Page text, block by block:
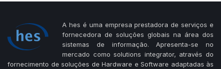
A hes é uma empresa prestadora de serviços e
fornecedora de soluções globais na área dos
sistemas de informação. Apresenta-se no
mercado como solutions integrator, através do
fornecimento de soluções de Hardware e Software adaptadas às